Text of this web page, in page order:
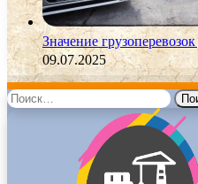
Значение
09.07.2025
Найти: